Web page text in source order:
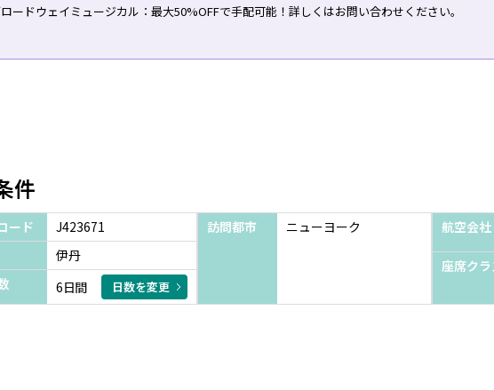
ードウェイミュージカル：最大50%OFFで手配可能！詳しくはお問い合わせください。
件
ード
J423671
伊丹
6日間 日数を変更
訪問都市 ニューヨーク 航空会社
座席クラ